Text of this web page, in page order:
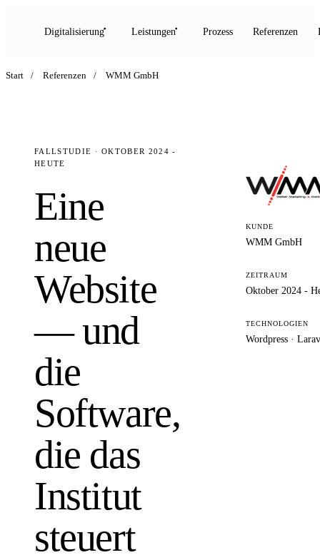
Digitalisierung Leistungen Prozess Referenzen
Start / Referenzen / WMM GmbH
FALLSTUDIE · OKTOBER 2024 -
HEUTE
Eine
neue
Website
— und
die
Software,
die das
Institut
steuert
KUNDE
WMM GmbH
ZEITRAUM
Oktober 2024 -
TECHNOLOGIEN
Wordpress ·